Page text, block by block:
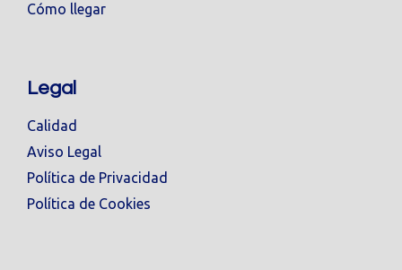
Cómo llegar
Legal
Calidad
Aviso Legal
Política de Privacidad
Política de Cookies